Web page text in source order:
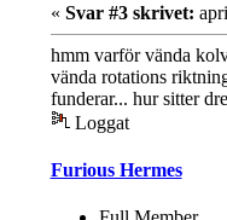
« Svar #3 skrivet:
hmm varför vända
vända rotations
funderar... hur sitter
Loggat
Furious Hermes